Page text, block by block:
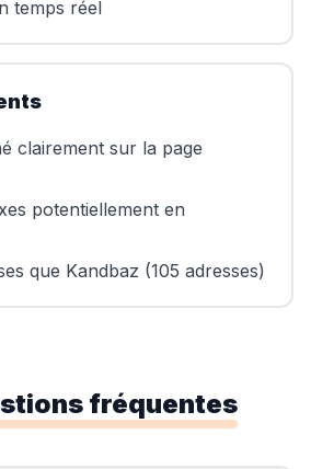
temps réel
clairement sur la page
potentiellement en
que Kandbaz (105 adresses)
fréquentes